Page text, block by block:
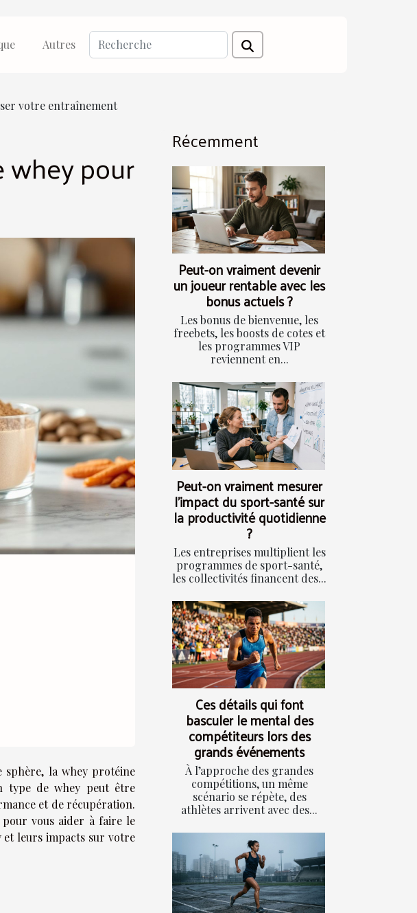
Autres
votre entraînement
whey pour
la whey protéine
type de whey peut être
et de récupération.
vous aider à faire le
et leurs impacts sur votre
Récemment
Peut-on vraiment devenir
un joueur rentable avec les
bonus actuels ?
Les bonus de bienvenue, les
freebets, les boosts de cotes et
les programmes VIP
reviennent en...
Peut-on vraiment mesurer
l’impact du sport-santé sur
la productivité quotidienne
?
Les entreprises multiplient les
programmes de sport-santé,
les collectivités financent des...
Ces détails qui font
basculer le mental des
compétiteurs lors des
grands événements
À l’approche des grandes
compétitions, un même
scénario se répète, des
athlètes arrivent avec des...